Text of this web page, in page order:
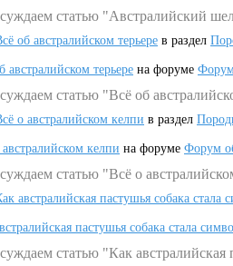
статью "Австралийский
об австралийском терьере в раздел
австралийском терьере на форуме
статью "Всё об
о австралийском келпи в раздел
келпи на форуме Форум
статью "Всё о
австралийская пастушья собака
пастушья собака стала
статью "Как